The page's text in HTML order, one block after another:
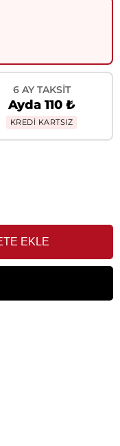
6 AY TAKSIT
Ayda 110 ₺
KREDİ KARTSIZ